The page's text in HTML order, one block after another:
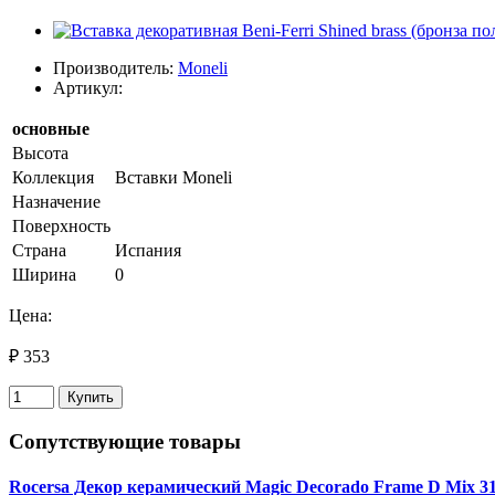
Производитель: Moneli
Артикул:
основные
Высота
Коллекция
Вставки Moneli
Назначение
Поверхность
Страна
Испания
Ширина
0
Цена:
₽ 353
Купить
Сопутствующие товары
Rocersa Декор керамический Magic Decorado Frame D Mix